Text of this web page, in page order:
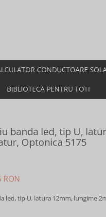
CONDUCTOARE
BIBLIOTECA PENTRU TOTI
banda led, tip U,
Optonica 5175
RON
led, tip U, latura 12mm, lungime